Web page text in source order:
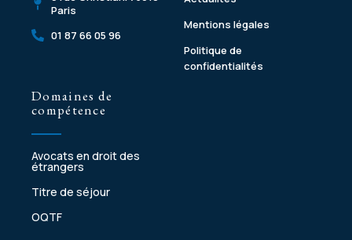
Paris
01 87 66 05 96
Mentions légales
Politique de
confidentialités
Domaines de
compétence
Avocats en droit des
étrangers
Titre de séjour
OQTF